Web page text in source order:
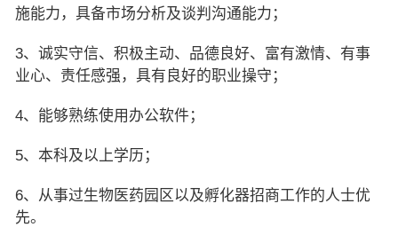
施能力，具备市场分析及谈判沟通能力；
3、诚实守信、积极主动、品德良好、富有激情、有事
业心、责任感强，具有良好的职业操守；
4、能够熟练使用办公软件；
5、本科及以上学历；
6、从事过生物医药园区以及孵化器招商工作的人士优
先。